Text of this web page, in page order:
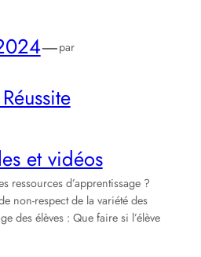
—par
et vidéos
ressources d’apprentissage ?
non-respect de la variété des
des élèves : Que faire si l’élève